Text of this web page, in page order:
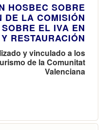
HOSBEC SOBRE
DE LA COMISIÓN
EL IVA EN
RESTAURACIÓN
y vinculado a los
de la Comunitat
Valenciana